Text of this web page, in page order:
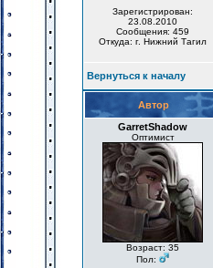
Зарегистрирован:
23.08.2010
Сообщения: 459
Откуда: г. Нижний Тагил
Вернуться к началу
Автор
GarretShadow
Оптимист
Возраст: 35
Пол: